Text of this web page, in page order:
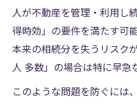
人が不動産を管理・利用し
得時効」の要件を満たす可
本来の相続分を失うリスク
人 多数」の場合は特に早急
このような問題を防ぐには